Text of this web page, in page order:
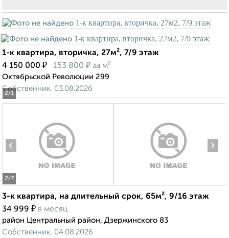
2/1
1-к квартира, вторичка, 27м², 7/9 этаж
4 150 000 ₽ 153 800 ₽ за м²
Октябрьской Революции 299
Собственник, 03.08.2026
2/7
‹ ›
3-к квартира, на длительный срок, 65м², 9/16 этаж
34 999 ₽ в месяц
район Центральный район, Дзержинского 83
Собственник, 04.08.2026